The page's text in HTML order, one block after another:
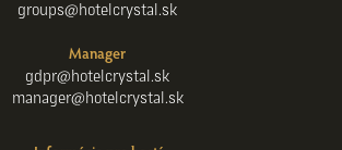
groups@hotelcrystal.sk
Manager
gdpr@hotelcrystal.sk
manager@hotelcrystal.sk